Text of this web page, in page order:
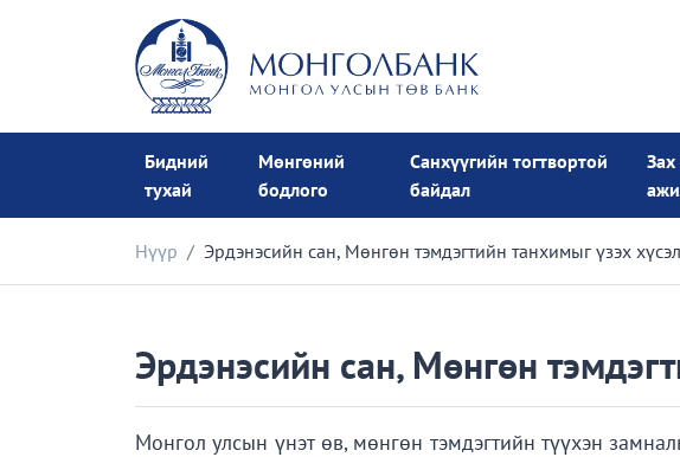
Бидний
тухай
Мөнгөний
бодлого
Санхүүгийн тогтвортой
байдал
Нүүр Эрдэнэсийн сан, Мөнгөн тэмдэгтийн танхимыг үзэх
Эрдэнэсийн сан, Мөнгөн
Монгол улсын үнэт өв, мөнгөн тэмдэгтийн түүхэн